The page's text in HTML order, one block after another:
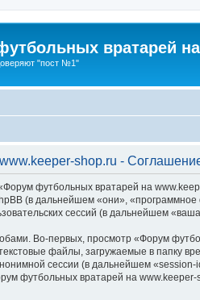
вратарей
"пост №1"
shop.ru -
футбольных вратарей на
(в дальнейшем «они»,
сессий (в дальнейшем
Во-первых, просмотр «Форум
файлы, загружаемые в папку
сессии (в дальнейшем
футбольных вратарей на